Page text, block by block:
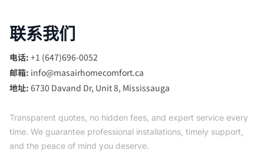
联系我们
电话: +1 (647)696-0052
邮箱: info@masairhomecomfort.ca
地址: 6730 Davand Dr, Unit 8, Mississauga
Transparent quotes, no hidden fees, and expert service every
time. We guarantee professional installations, timely support,
and the peace of mind you deserve.